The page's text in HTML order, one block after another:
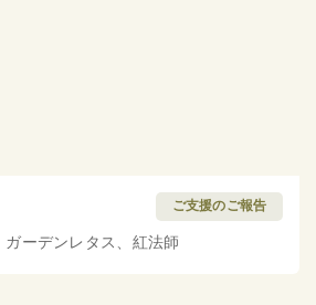
ご支援のご報告
ーデンレタス、紅法師